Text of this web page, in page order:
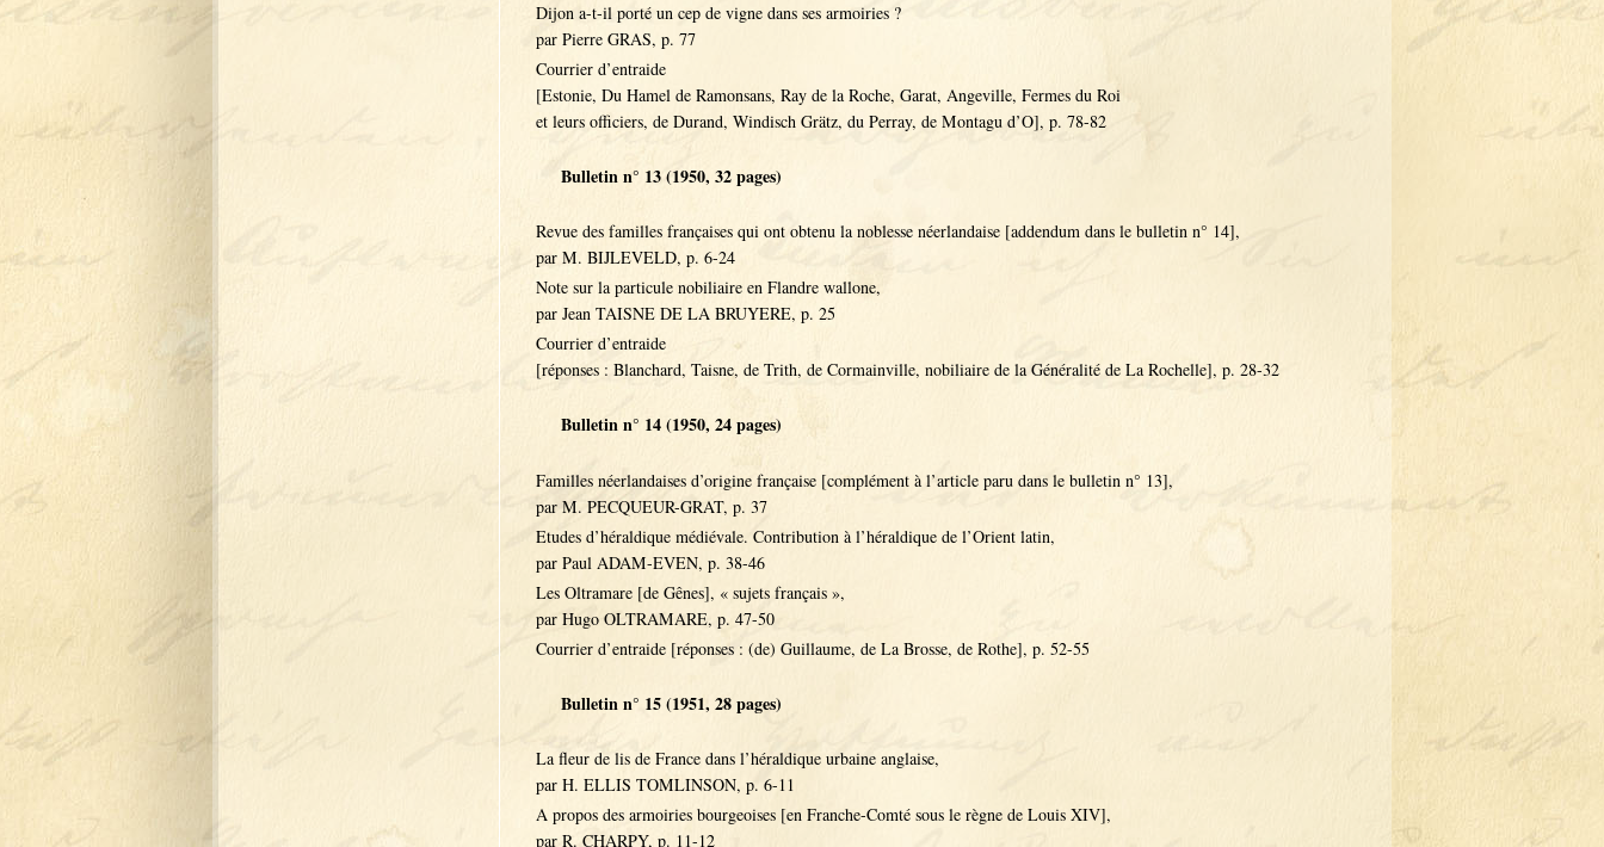
Dijon a-t-il porté un cep de vigne dans ses armoiries ?
par Pierre GRAS, p. 77
Courrier d’entraide
[Estonie, Du Hamel de Ramonsans, Ray de la Roche, Garat, Angeville, Fermes du Roi
et leurs officiers, de Durand, Windisch Grätz, du Perray, de Montagu d’O], p. 78-82
Bulletin n° 13 (1950, 32 pages)
Revue des familles françaises qui ont obtenu la noblesse néerlandaise [addendum dans le bulletin n° 14],
par M. BIJLEVELD, p. 6-24
Note sur la particule nobiliaire en Flandre wallone,
par Jean TAISNE DE LA BRUYERE, p. 25
Courrier d’entraide
[réponses : Blanchard, Taisne, de Trith, de Cormainville, nobiliaire de la Généralité de La Rochelle], p. 28-32
Bulletin n° 14 (1950, 24 pages)
Familles néerlandaises d’origine française [complément à l’article paru dans le bulletin n° 13],
par M. PECQUEUR-GRAT, p. 37
Etudes d’héraldique médiévale. Contribution à l’héraldique de l’Orient latin,
par Paul ADAM-EVEN, p. 38-46
Les Oltramare [de Gênes], « sujets français »,
par Hugo OLTRAMARE, p. 47-50
Courrier d’entraide [réponses : (de) Guillaume, de La Brosse, de Rothe], p. 52-55
Bulletin n° 15 (1951, 28 pages)
La fleur de lis de France dans l’héraldique urbaine anglaise,
par H. ELLIS TOMLINSON, p. 6-11
A propos des armoiries bourgeoises [en Franche-Comté sous le règne de Louis XIV],
par R. CHARPY, p. 11-12